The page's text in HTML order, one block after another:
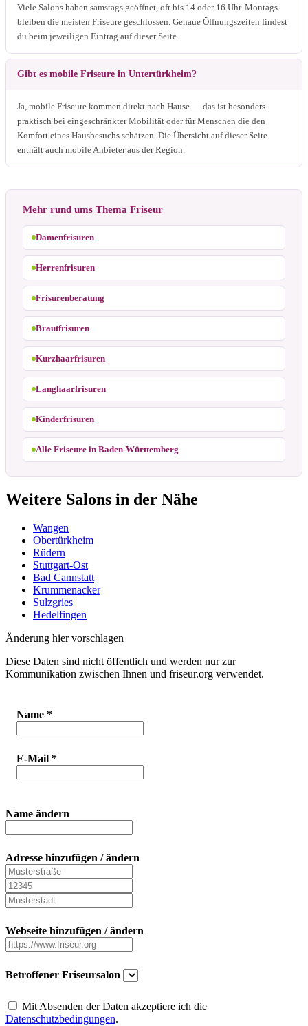
Viele Salons haben samstags geöffnet, oft bis 14 oder 16 Uhr. Montags
bleiben die meisten Friseure geschlossen. Genaue Öffnungszeiten findest
du beim jeweiligen Eintrag auf dieser Seite.
Gibt es mobile Friseure in Untertürkheim?
Ja, mobile Friseure kommen direkt nach Hause — das ist besonders
praktisch bei eingeschränkter Mobilität oder für Menschen die den
Komfort eines Hausbesuchs schätzen. Die Übersicht auf dieser Seite
enthält auch mobile Anbieter aus der Region.
Mehr rund ums Thema Friseur
Damenfrisuren
Herrenfrisuren
Frisurenberatung
Brautfrisuren
Kurzhaarfrisuren
Langhaarfrisuren
Kinderfrisuren
Alle Friseure in Baden-Württemberg
Weitere Salons in der Nähe
Wangen
Obertürkheim
Rüdern
Stuttgart-Ost
Bad Cannstatt
Krummenacker
Sulzgries
Hedelfingen
Änderung hier vorschlagen
Diese Daten sind nicht öffentlich und werden nur zur
Kommunikation zwischen Ihnen und friseur.org verwendet.
Name *
E-Mail *
Name ändern
Adresse hinzufügen / ändern
Webseite hinzufügen / ändern
Betroffener Friseursalon
Mit Absenden der Daten akzeptiere ich die
Datenschutzbedingungen.